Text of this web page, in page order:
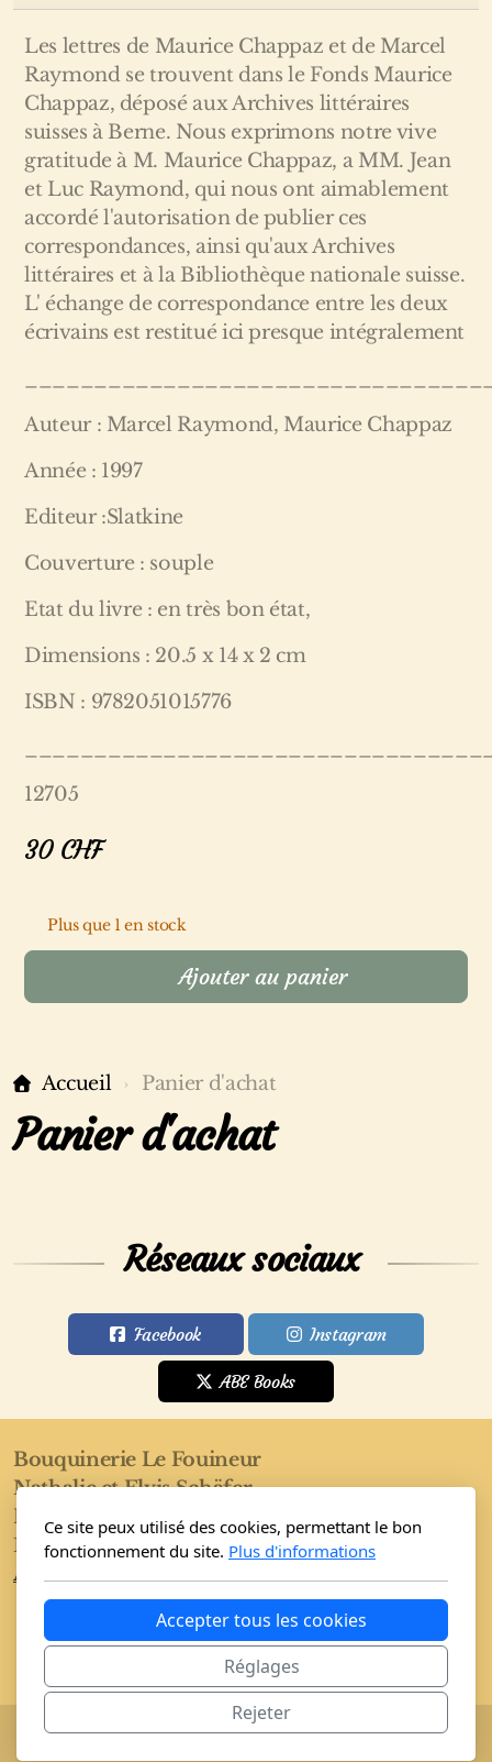
Les lettres de Maurice Chappaz et de Marcel
Raymond se trouvent dans le Fonds Maurice
Chappaz, déposé aux Archives littéraires
suisses à Berne. Nous exprimons notre vive
gratitude à M. Maurice Chappaz, a MM. Jean
et Luc Raymond, qui nous ont aimablement
accordé l'autorisation de publier ces
correspondances, ainsi qu'aux Archives
littéraires et à la Bibliothèque nationale suisse.
L' échange de correspondance entre les deux
écrivains est restitué ici presque intégralement
Auteur : Marcel Raymond, Maurice Chappaz
Année : 1997
Editeur :Slatkine
Couverture : souple
Etat du livre : en très bon état,
Dimensions : 20.5 x 14 x 2 cm
ISBN : 9782051015776
12705
30CHF
Plus que 1 en stock
Ajouter au panier
Accueil Panier d'achat
Panier d'achat
Réseaux sociaux
Facebook Instagram
ABE Books
Bouquinerie Le Fouineur
Nathalie et Elvis Schäfer
Rue de l'Eglise 40
1955 Saint-Pierre-de-Clages
Accueil
Copyright, tous droits réservés
Ce site peux utilisé des cookies, permettant le bon
fonctionnement du site. Plus d'informations
Accepter tous les cookies
Réglages
Rejeter